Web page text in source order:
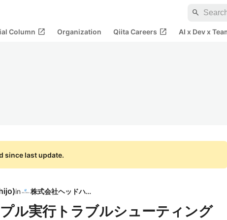
search
Column open_in_new Organization Qiita Careers open_in_new AI x Dev x
since last update.
)in 株式会社ヘッドハイ
ル実行トラブルシューティング